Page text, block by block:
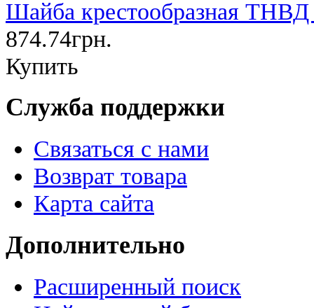
Шайба крестообразная
874.74грн.
Купить
Служба поддержки
Связаться с нами
Возврат товара
Карта сайта
Дополнительно
Расширенный поиск